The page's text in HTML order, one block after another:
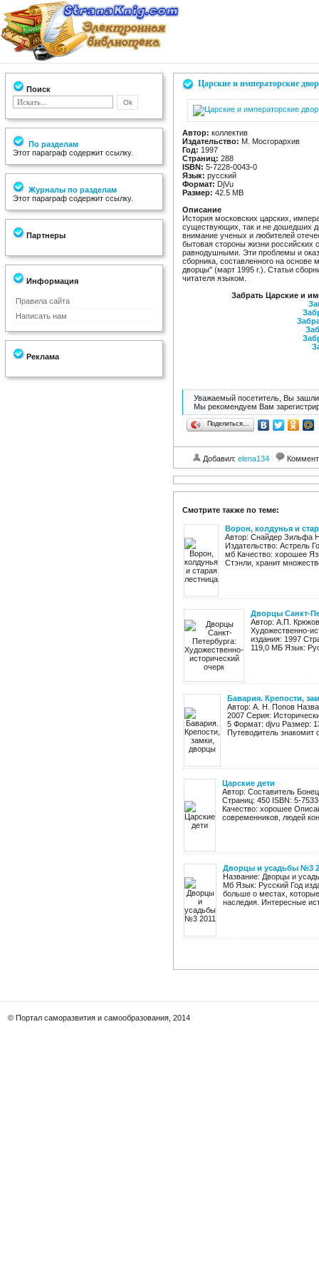
Поиск
По разделам
Этот параграф содержит ссылку.
Журналы по разделам
Этот параграф содержит ссылку.
Партнеры
Информация
Правила сайта
Написать нам
Реклама
Царские и императорские
Автор: коллектив
Издательство: М. Мосгорархив
Год: 1997
Страниц: 288
ISBN: 5-7228-0043-0
Язык: русский
Формат: DjVu
Размер: 42.5 MB
Описание
История московских царских,
существующих, так и не дошедших
внимание ученых и любителей
бытовая стороны жизни российских
равнодушными. Эти проблемы и
сборника, составленноrо на основе
дворцы" (март 1995 r.). Статьи
читателя языком.
Забрать Царские и
Уважаемый посетитель, Вы зашли
Мы рекомендуем Вам
Поделиться…
Добавил: elena134
Смотрите также по теме:
Ворон, колдунья и
Автор: Снайдер Зильфа
Издательство: Астрель
мб Качество: хорошее
Стэнли, хранит
Дворцы Санкт-
Автор: А.П.
Художественно-
издания: 1997
119,0 МБ Язык:
Бавария. Крепости,
Автор: А. Н. Попов
2007 Серия:
5 Формат: djvu Размер:
Путеводитель знакомит
Царские дети
Автор: Составитель
Страниц: 450 ISBN: 5-
Качество: хорошее
современников, людей
Дворцы и усадьбы №3
Название: Дворцы и
Мб Язык: Русский Год
больше о местах,
наследия. Интересные
© Портал саморазвития и самообразования, 2014